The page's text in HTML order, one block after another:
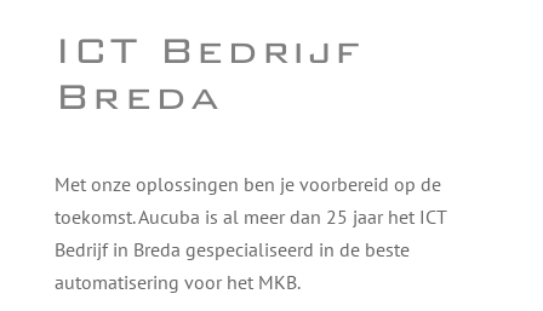
ICT Bedrijf
Breda
Met onze oplossingen ben je voorbereid op de
toekomst. Aucuba is al meer dan 25 jaar het ICT
Bedrijf in Breda gespecialiseerd in de beste
automatisering voor het MKB.